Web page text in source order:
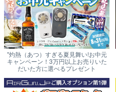
"灼熱（あつ）すぎる夏見舞い!お中元
キャンペーン！3万円以上お売りいた
だいた方に選べるプレゼント